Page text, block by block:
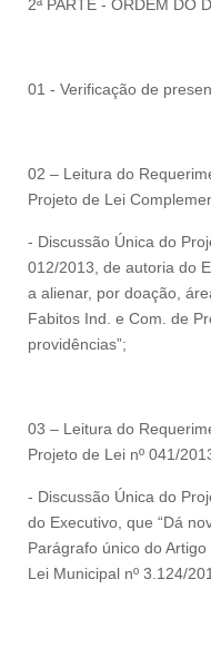
2ª PARTE - ORDEM DO
01 - Verificação de
02 – Leitura do
Projeto de Lei
- Discussão Única do
012/2013, de autoria do
a alienar, por doação,
Fabitos Ind. e Com. de
providências”;
03 – Leitura do
Projeto de Lei nº 041/
- Discussão Única do
do Executivo, que “Dá
Parágrafo único do Artigo
Lei Municipal nº 3.124/